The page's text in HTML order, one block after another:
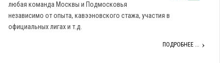
любая команда Москвы и Подмосковья
независимо от опыта, кавээновского стажа, участия в
официальных лигах и т.д.
ПОДРОБНЕЕ ...